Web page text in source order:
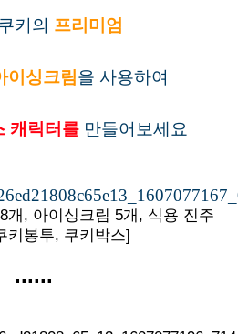
키의 프리미엄
이싱크림을 사용하여
캐릭터를 만들어보세요
개, 아이싱크림 5개, 식용 진주
키봉투, 쿠키박스]
......